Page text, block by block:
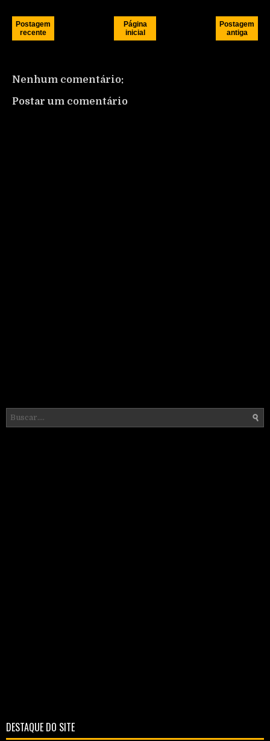
Postagem
recente
Postagem
antiga
Página
inicial
Nenhum comentário:
Postar um comentário
DESTAQUE DO SITE